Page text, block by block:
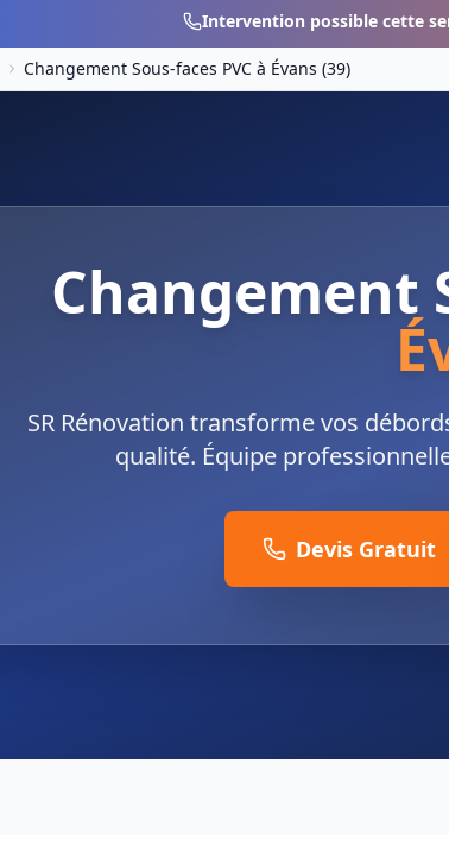
Intervention possible cette
Changement Sous-faces PVC à Évans (39)
Changement
SR Rénovation transforme vos
qualité. Équipe
Devis Gratuit